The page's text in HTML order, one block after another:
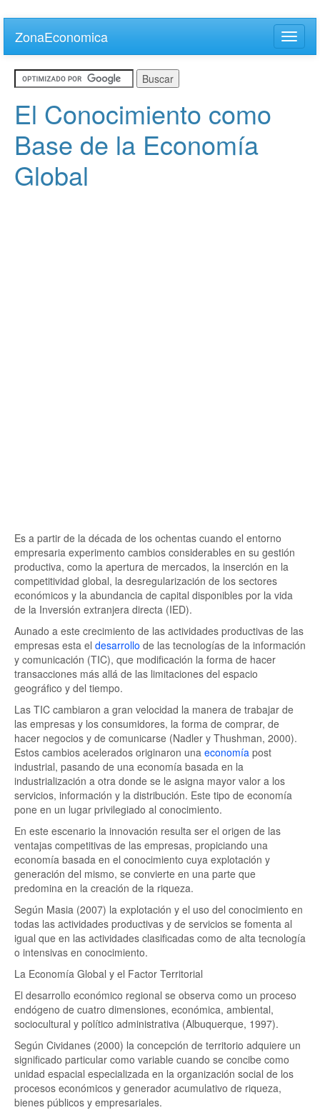
main
content
ZonaEconomica
Toggle
El Conocimiento como
Base de la Economía
Global
Es a partir de la década de los ochentas cuando el entorno
empresaria experimento cambios considerables en su gestión
productiva, como la apertura de mercados, la inserción en la
competitividad global, la desregularización de los sectores
económicos y la abundancia de capital disponibles por la vida
de la Inversión extranjera directa (IED).
Aunado a este crecimiento de las actividades productivas de las
empresas esta el desarrollo de las tecnologías de la información
y comunicación (TIC), que modificación la forma de hacer
transacciones más allá de las limitaciones del espacio
geográfico y del tiempo.
Las TIC cambiaron a gran velocidad la manera de trabajar de
las empresas y los consumidores, la forma de comprar, de
hacer negocios y de comunicarse (Nadler y Thushman, 2000).
Estos cambios acelerados originaron una economía post
industrial, pasando de una economía basada en la
industrialización a otra donde se le asigna mayor valor a los
servicios, información y la distribución. Este tipo de economía
pone en un lugar privilegiado al conocimiento.
En este escenario la innovación resulta ser el origen de las
ventajas competitivas de las empresas, propiciando una
economía basada en el conocimiento cuya explotación y
generación del mismo, se convierte en una parte que
predomina en la creación de la riqueza.
Según Masia (2007) la explotación y el uso del conocimiento en
todas las actividades productivas y de servicios se fomenta al
igual que en las actividades clasificadas como de alta tecnología
o intensivas en conocimiento.
La Economía Global y el Factor Territorial
El desarrollo económico regional se observa como un proceso
endógeno de cuatro dimensiones, económica, ambiental,
sociocultural y político administrativa (Albuquerque, 1997).
Según Cividanes (2000) la concepción de territorio adquiere un
significado particular como variable cuando se concibe como
unidad espacial especializada en la organización social de los
procesos económicos y generador acumulativo de riqueza,
bienes públicos y empresariales.